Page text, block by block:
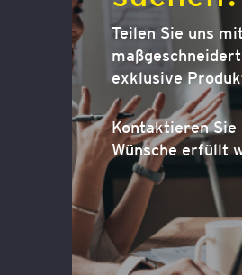
Teilen Sie uns
exklusive
Kontaktieren Sie
Wünsche erfüllt